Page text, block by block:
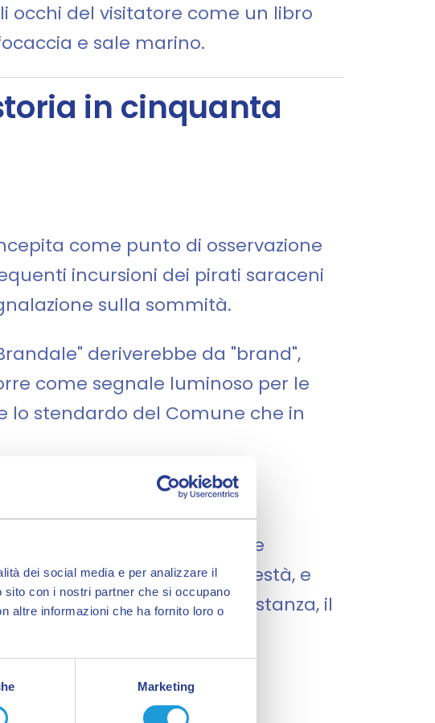
dei social media e per analizzare il
con i nostri partner che si occupano
altre informazioni che ha fornito loro o
Marketing
occhi del visitatore come un libro
e sale marino.
in cinquanta
come punto di osservazione
incursioni dei pirati saraceni
sulla sommità.
deriverebbe da "brand",
come segnale luminoso per le
lo stendardo del Comune che in
mura di fortificazione che
divenne la sede del Podestà, e
al Parlamento. Era, in sostanza, il